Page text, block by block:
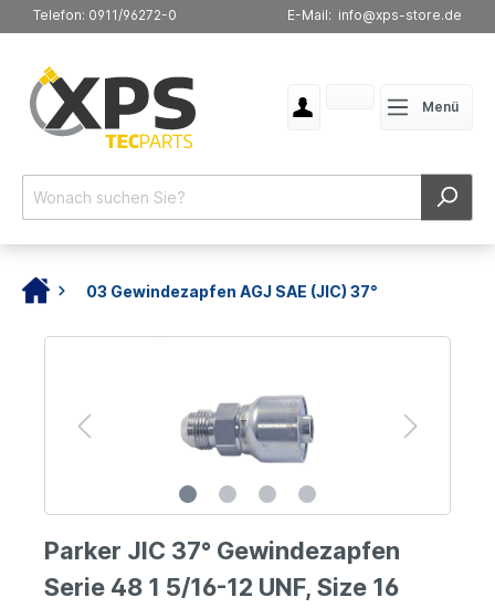
Telefon: 0911/96272-0 E-Mail: info@xps-store.de
Menü
03 Gewindezapfen AGJ SAE (JIC) 37°
Parker JIC 37° Gewindezapfen
Serie 48 1 5/16-12 UNF, Size 16